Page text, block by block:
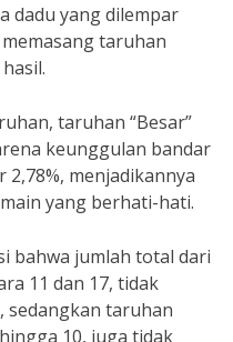
dadu yang dilempar
taruhan
taruhan “Besar”
keunggulan bandar
menjadikannya
yang berhati-hati.
bahwa jumlah total dari
11 dan 17, tidak
sedangkan taruhan
10, juga tidak